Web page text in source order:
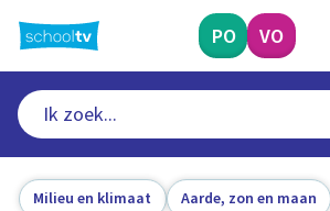
naar
hoofdinhoud
PO VO
Milieu en klimaat Aarde, zon en maan